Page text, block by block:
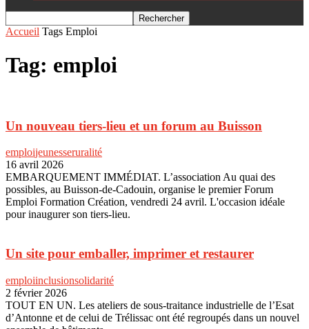
Accueil Tags Emploi
Tag: emploi
Un nouveau tiers-lieu et un forum au Buisson
emploijeunesseruralité
16 avril 2026
EMBARQUEMENT IMMÉDIAT. L’association Au quai des
possibles, au Buisson-de-Cadouin, organise le premier Forum
Emploi Formation Création, vendredi 24 avril. L'occasion idéale
pour inaugurer son tiers-lieu.
Un site pour emballer, imprimer et restaurer
emploiinclusionsolidarité
2 février 2026
TOUT EN UN. Les ateliers de sous-traitance industrielle de l’Esat
d’Antonne et de celui de Trélissac ont été regroupés dans un nouvel